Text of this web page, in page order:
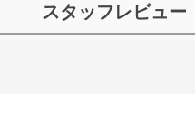
スタッフレビュー